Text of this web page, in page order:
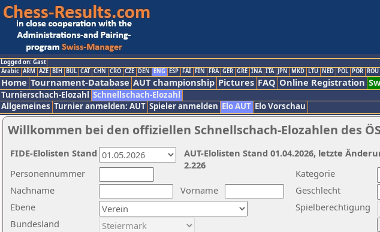
Logged on: Gast
Arabic ARM AZE BIH BUL CAT CHN CRO CZE DEN ENG ESP FAI FIN FRA GER GRE INA ITA JPN MKD LTU NED POL POR ROU
Home Tournament-Database AUT championship Pictures FAQ Online Registration
Turnierschach-Elozahl Schnellschach-Elozahl
Allgemeines Turnier anmelden: AUT Spieler anmelden Elo AUT Elo Vorschau
Willkommen bei den offiziellen Schnellschach-Elozahlen des
Nachname
Vorname
Ebene
Kategorie
Personennummer
Bundesland
Geschlecht
Spielberechtigung
AUT-Elolisten Stand 01.04.2026, letzte
2.226
FIDE-Elolisten Stand